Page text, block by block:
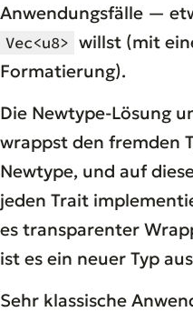
Anwendungsfälle —
Vec<u8> willst (mit
Formatierung).
Die Newtype-Lösung
wrappst den fremden
Newtype, und auf
jeden Trait
es transparenter
ist es ein neuer Typ
Sehr klassische